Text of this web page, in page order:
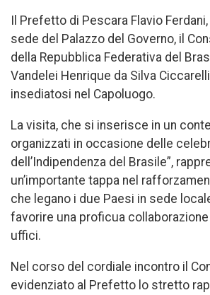
Il Prefetto di Pescara Flavio
sede del Palazzo del Governo, il
della Repubblica Federativa del
Vandelei Henrique da Silva
insediatosi nel Capoluogo.
La visita, che si inserisce in un
organizzati in occasione delle
dell’Indipendenza del Brasile”,
un’importante tappa nel
che legano i due Paesi in sede
favorire una proficua
uffici.
Nel corso del cordiale incontro il
evidenziato al Prefetto lo stretto